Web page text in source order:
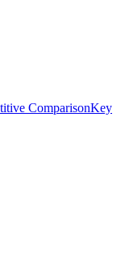
ComparisonKey